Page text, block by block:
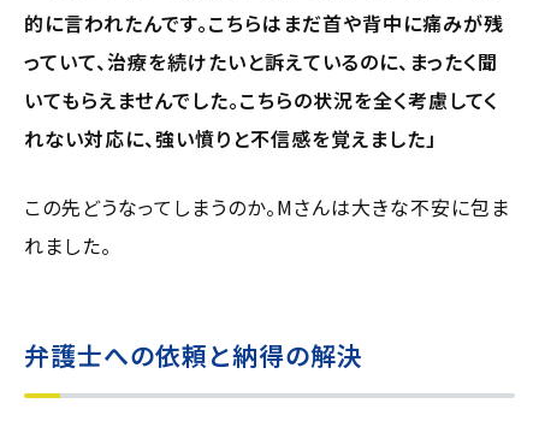
的に言われたんです。こちらはまだ首や背中に痛みが残
っていて、治療を続けたいと訴えているのに、まったく聞
いてもらえませんでした。こちらの状況を全く考慮してく
れない対応に、強い憤りと不信感を覚えました」
この先どうなってしまうのか。Mさんは大きな不安に包ま
れました。
弁護士への依頼と納得の解決